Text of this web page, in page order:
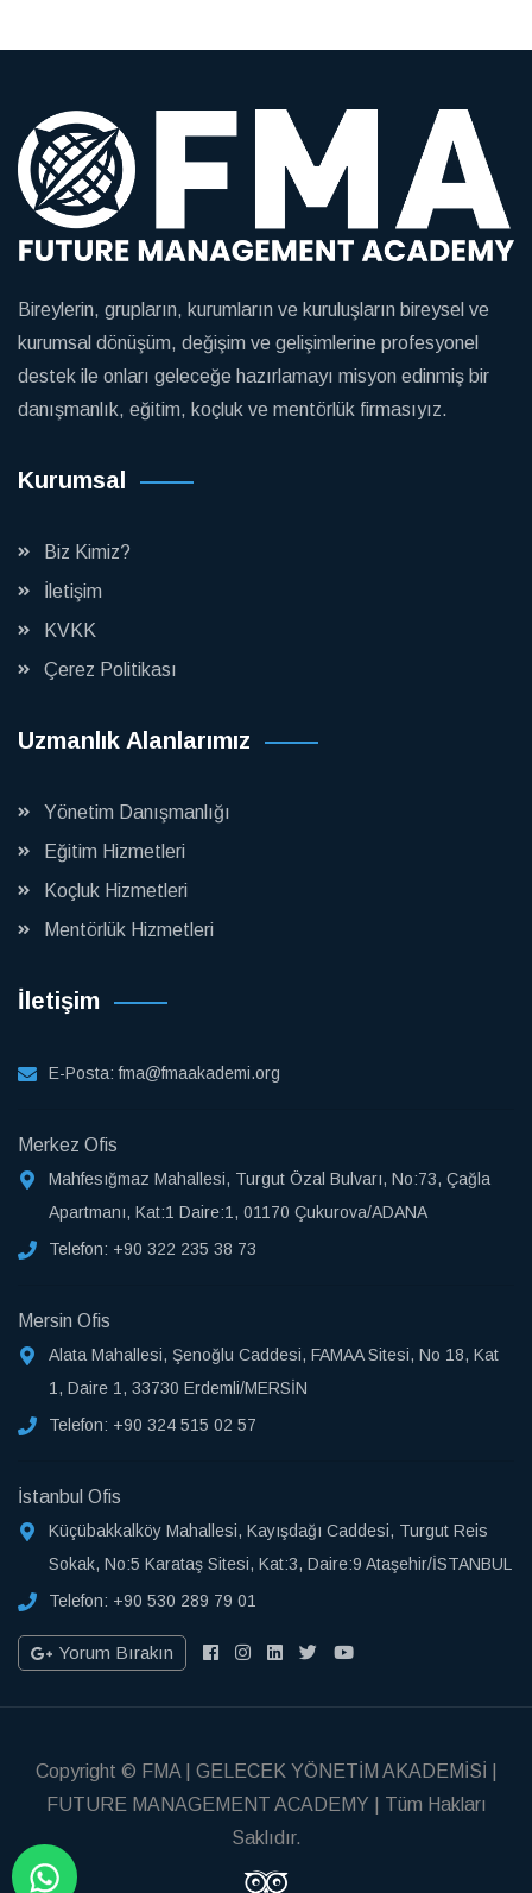
Bireylerin, grupların, kurumların ve kuruluşların bireysel ve
kurumsal dönüşüm, değişim ve gelişimlerine profesyonel
destek ile onları geleceğe hazırlamayı misyon edinmiş bir
danışmanlık, eğitim, koçluk ve mentörlük firmasıyız.
Kurumsal
Biz Kimiz?
İletişim
KVKK
Çerez Politikası
Uzmanlık Alanlarımız
Yönetim Danışmanlığı
Eğitim Hizmetleri
Koçluk Hizmetleri
Mentörlük Hizmetleri
İletişim
E-Posta:fma@fmaakademi.org
Merkez Ofis
Mahfesığmaz Mahallesi, Turgut Özal Bulvarı, No:73, Çağla
Apartmanı, Kat:1 Daire:1, 01170 Çukurova/ADANA
Telefon: +90 322 235 38 73
Mersin Ofis
Alata Mahallesi, Şenoğlu Caddesi, FAMAA Sitesi, No 18, Kat
1, Daire 1, 33730 Erdemli/MERSİN
Telefon: +90 324 515 02 57
İstanbul Ofis
Küçübakkalköy Mahallesi, Kayışdağı Caddesi, Turgut Reis
Sokak, No:5 Karataş Sitesi, Kat:3, Daire:9 Ataşehir/İSTANBUL
Telefon: +90 530 289 79 01
Yorum Bırakın
Copyright © FMA | GELECEK YÖNETİM AKADEMİSİ |
FUTURE MANAGEMENT ACADEMY | Tüm Hakları
Saklıdır.